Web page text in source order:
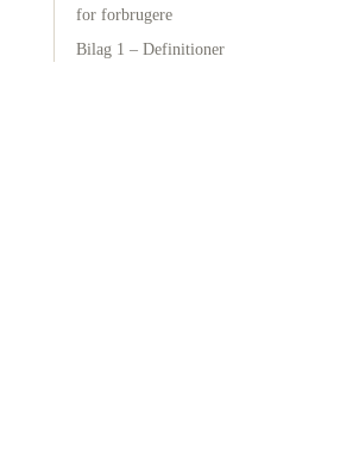
for forbrugere
Bilag 1 – Definitioner